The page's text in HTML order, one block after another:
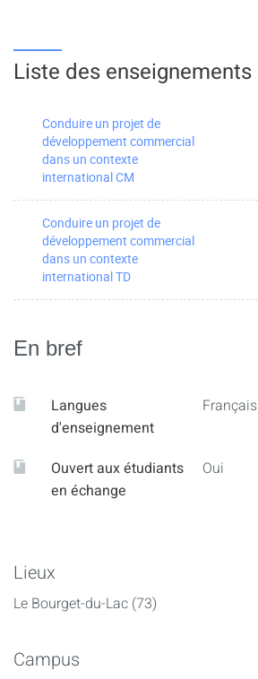
Liste des enseignements
Conduire un projet de
développement commercial
dans un contexte
international CM
Conduire un projet de
développement commercial
dans un contexte
international TD
En bref
Langues
d'enseignement
Français
Ouvert aux étudiants
en échange
Oui
Lieux
Le Bourget-du-Lac (73)
Campus